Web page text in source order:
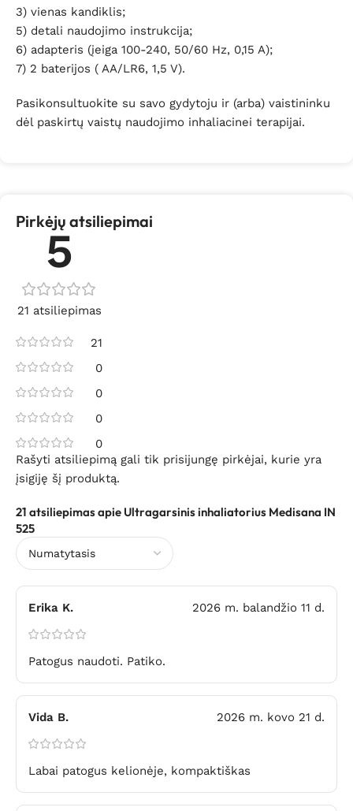
3) vienas kandiklis;
5) detali naudojimo instrukcija;
6) adapteris (įeiga 100-240, 50/60 Hz, 0,15 A);
7) 2 baterijos ( AA/LR6, 1,5 V).
Pasikonsultuokite su savo gydytoju ir (arba) vaistininku
dėl paskirtų vaistų naudojimo inhaliacinei terapijai.
Pirkėjų atsiliepimai
5
21 atsiliepimas
21
0
0
0
0
21 atsiliepimas apie Ultragarsinis inhaliatorius Medisana IN
525
Erika K. 2026 m. balandžio 11 d.
Patogus naudoti. Patiko.
Vida B. 2026 m. kovo 21 d.
Labai patogus kelionėje, kompaktiškas
Rašyti atsiliepimą gali tik prisijungę pirkėjai, kurie yra
įsigiję šį produktą.